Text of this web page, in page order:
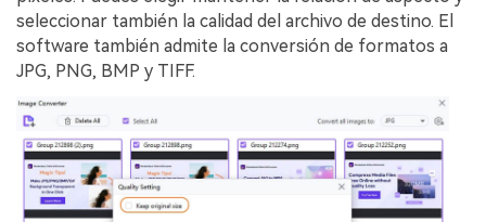
seleccionar también la calidad del archivo de destino. El
software también admite la conversión de formatos a
JPG, PNG, BMP y TIFF.